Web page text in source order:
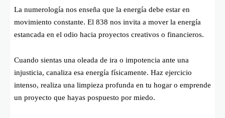
La numerología nos enseña que la energía debe estar en
movimiento constante. El 838 nos invita a mover la energía
estancada en el odio hacia proyectos creativos o financieros.
Cuando sientas una oleada de ira o impotencia ante una
injusticia, canaliza esa energía físicamente. Haz ejercicio
intenso, realiza una limpieza profunda en tu hogar o emprende
un proyecto que hayas pospuesto por miedo.